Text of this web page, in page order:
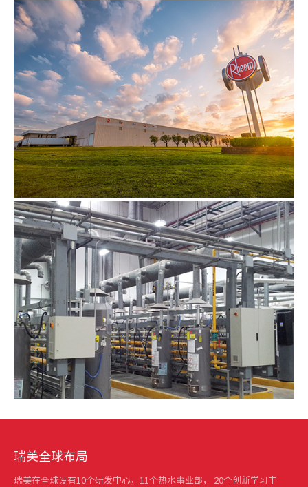
瑞美全球布局
瑞美在全球设有10个研发中心，11个热水事业部， 20个创新学习中